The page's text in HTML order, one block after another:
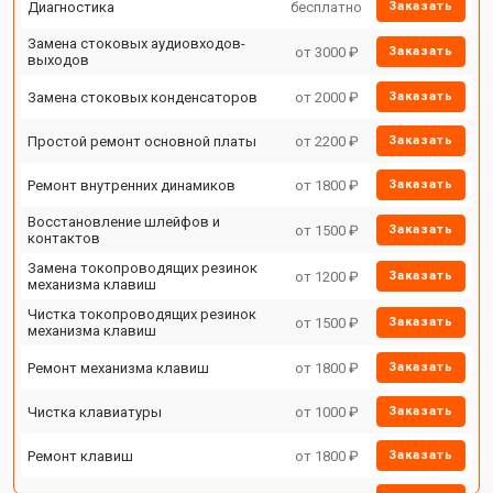
Диагностика бесплатно Заказать
Замена стоковых аудиовходов-
выходов
от 3000 ₽ Заказать
Замена стоковых конденсаторов от 2000 ₽ Заказать
Простой ремонт основной платы от 2200 ₽ Заказать
Ремонт внутренних динамиков от 1800 ₽ Заказать
Восстановление шлейфов и
контактов
от 1500 ₽ Заказать
Замена токопроводящих резинок
механизма клавиш
от 1200 ₽ Заказать
Чистка токопроводящих резинок
механизма клавиш
от 1500 ₽ Заказать
Ремонт механизма клавиш от 1800 ₽ Заказать
Чистка клавиатуры от 1000 ₽ Заказать
Ремонт клавиш от 1800 ₽ Заказать